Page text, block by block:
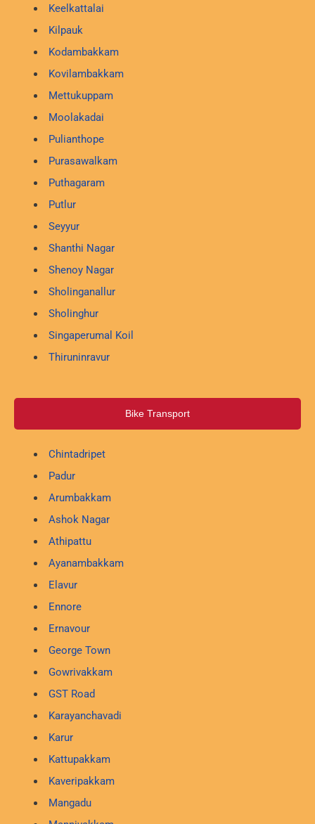
Keelkattalai
Kilpauk
Kodambakkam
Kovilambakkam
Mettukuppam
Moolakadai
Pulianthope
Purasawalkam
Puthagaram
Putlur
Seyyur
Shanthi Nagar
Shenoy Nagar
Sholinganallur
Sholinghur
Singaperumal Koil
Thiruninravur
Bike Transport
Chintadripet
Padur
Arumbakkam
Ashok Nagar
Athipattu
Ayanambakkam
Elavur
Ennore
Ernavour
George Town
Gowrivakkam
GST Road
Karayanchavadi
Karur
Kattupakkam
Kaveripakkam
Mangadu